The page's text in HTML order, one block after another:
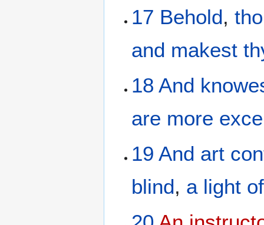
17 Behold,
and makest
18 And
are more
19 And art
blind, a light